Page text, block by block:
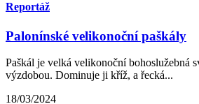
Reportáž
Palonínské velikonoční paškály
Paškál je velká velikonoční bohoslužebná
výzdobou. Dominuje ji kříž, a řecká...
18/03/2024